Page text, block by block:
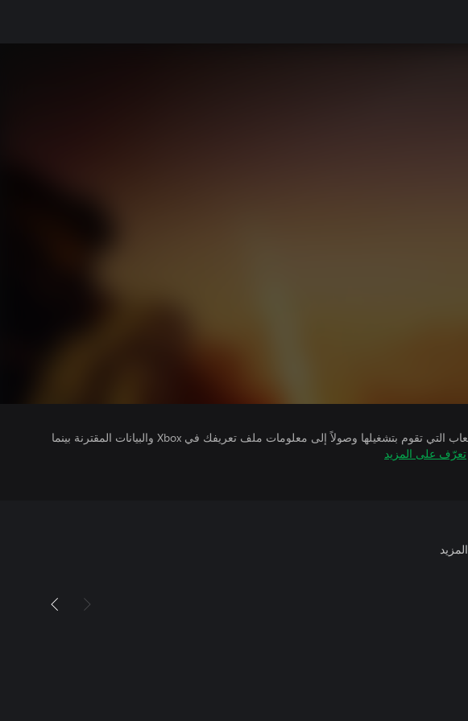
يتلقى ناشرو الألعاب التي تقوم بتشغيلها وصولاً إلى معلومات ملف تعريفك في Xbox والبيانات المقترنة بينما
تعرّف على المزيد
المزيد